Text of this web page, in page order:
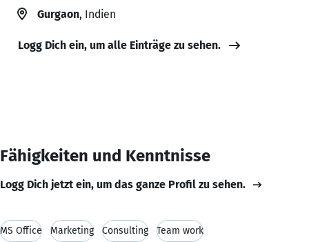
Gurgaon, Indien
Logg Dich ein, um alle Einträge zu sehen.
Fähigkeiten und Kenntnisse
Logg Dich jetzt ein, um das ganze Profil zu sehen.
MS Office Marketing Consulting Team work